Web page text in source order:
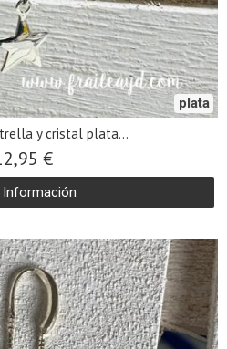
plata
y cristal plata...
€
Información